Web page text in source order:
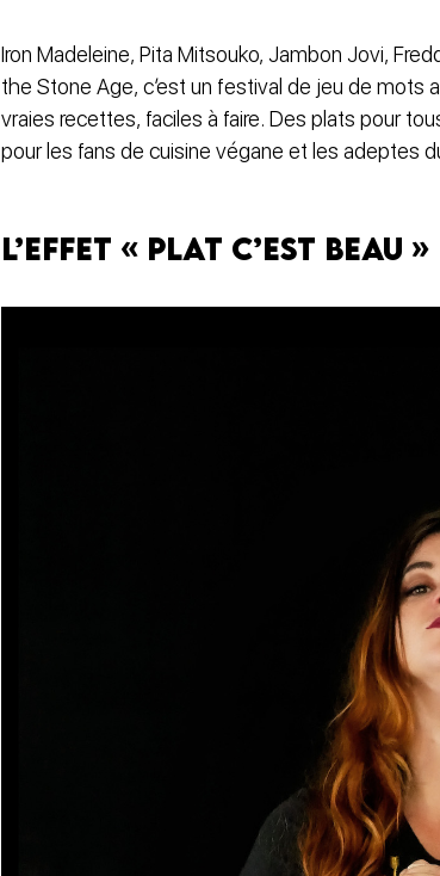
Iron Madeleine, Pita Mitsouko, Jambon Jovi,
the Stone Age, c’est un festival de jeu de mots
vraies recettes, faciles à faire. Des plats pour
pour les fans de cuisine végane et les adeptes
L’effet « plat c’est beau »